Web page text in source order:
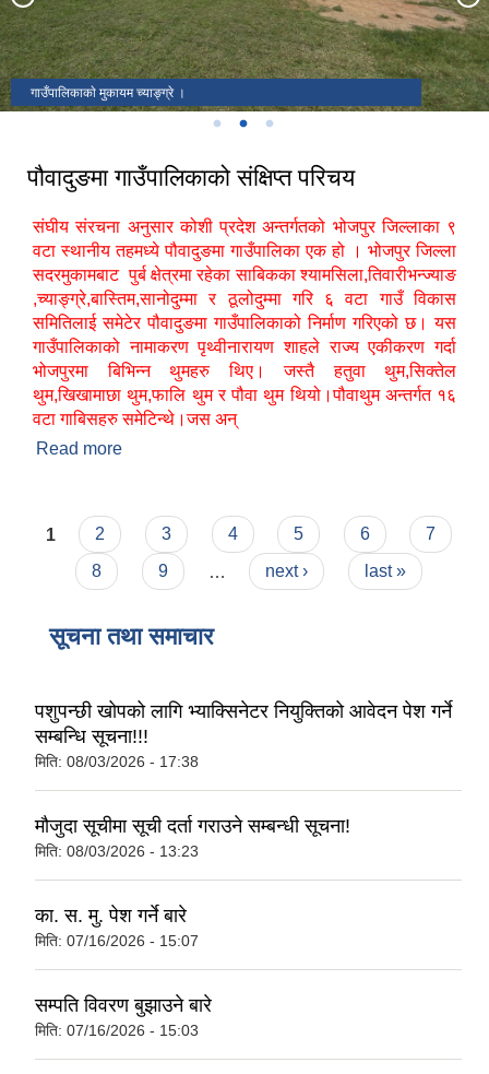
गाउँपालिकाकाे मुकायम च्याङ्ग्रे ।
पौवादुङमा गाउँपालिकाको संक्षिप्त परिचय
संघीय संरचना अनुसार कोशी प्रदेश अन्तर्गतको भोजपुर जिल्लाका ९
वटा स्थानीय तहमध्ये पौवादुङमा गाउँपालिका एक हो । भोजपुर जिल्ला
सदरमुकामबाट पुर्ब क्षेत्रमा रहेका साबिकका श्यामसिला,तिवारीभन्ज्याङ
,च्याङ्ग्रे,बास्तिम,सानोदुम्मा र ठूलोदुम्मा गरि ६ वटा गाउँ विकास
समितिलाई समेटेर पौवादुङमा गाउँपालिकाको निर्माण गरिएको छ। यस
गाउँपालिकाको नामाकरण पृथ्वीनारायण शाहले राज्य एकीकरण गर्दा
भोजपुरमा बिभिन्न थुमहरु थिए। जस्तै हतुवा थुम,सिक्तेल
थुम,खिखामाछा थुम,फालि थुम र पौवा थुम थियो।पौवाथुम अन्तर्गत १६
वटा गाबिसहरु समेटिन्थे।जस अन्
Read more
Pages
1 2 3 4 5 6
7
8
9 next › last »
सूचना तथा समाचार
पशुपन्छी खोपको लागि भ्याक्सिनेटर नियुक्तिको आवेदन पेश गर्ने
सम्बन्धि सूचना!!!
मिति: 08/03/2026 - 17:38
मौजुदा सूचीमा सूची दर्ता गराउने सम्बन्धी सूचना!
मिति: 08/03/2026 - 13:23
का. स. मु. पेश गर्ने बारे
मिति: 07/16/2026 - 15:07
सम्पति विवरण बुझाउने बारे
मिति: 07/16/2026 - 15:03